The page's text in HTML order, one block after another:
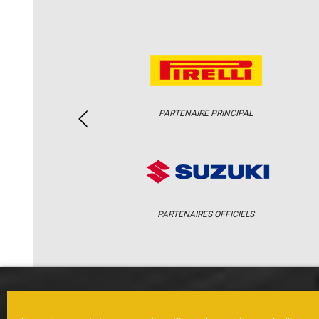
PARTENAIRE PRINCIPAL
PARTENAIRES OFFICIELS